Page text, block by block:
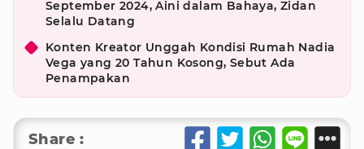
September 2024, Aini dalam Bahaya, Zidan
Selalu Datang
Konten Kreator Unggah Kondisi Rumah Nadia
Vega yang 20 Tahun Kosong, Sebut Ada
Penampakan
Share :